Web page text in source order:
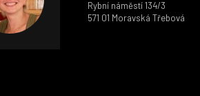
Rybní náměstí 134/3
571 01 Moravská Třebová